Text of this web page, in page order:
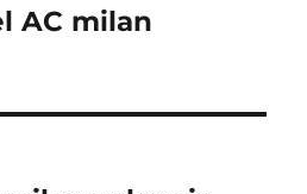
AC milan